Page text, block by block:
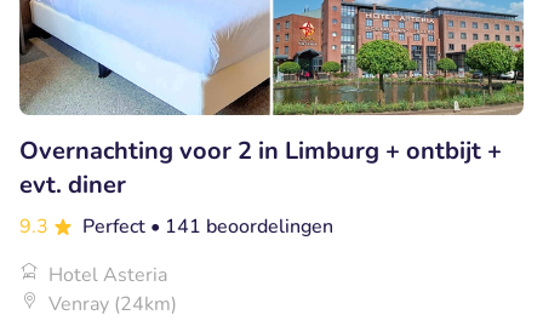
Overnachting voor 2 in Limburg + ontbijt +
evt. diner
9.3 Perfect • 141 beoordelingen
Hotel Asteria
Venray (24km)